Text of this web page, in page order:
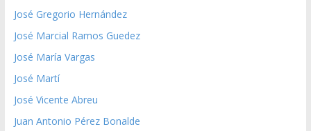
José Gregorio Hernández
José Marcial Ramos Guedez
José María Vargas
José Martí
José Vicente Abreu
Juan Antonio Pérez Bonalde